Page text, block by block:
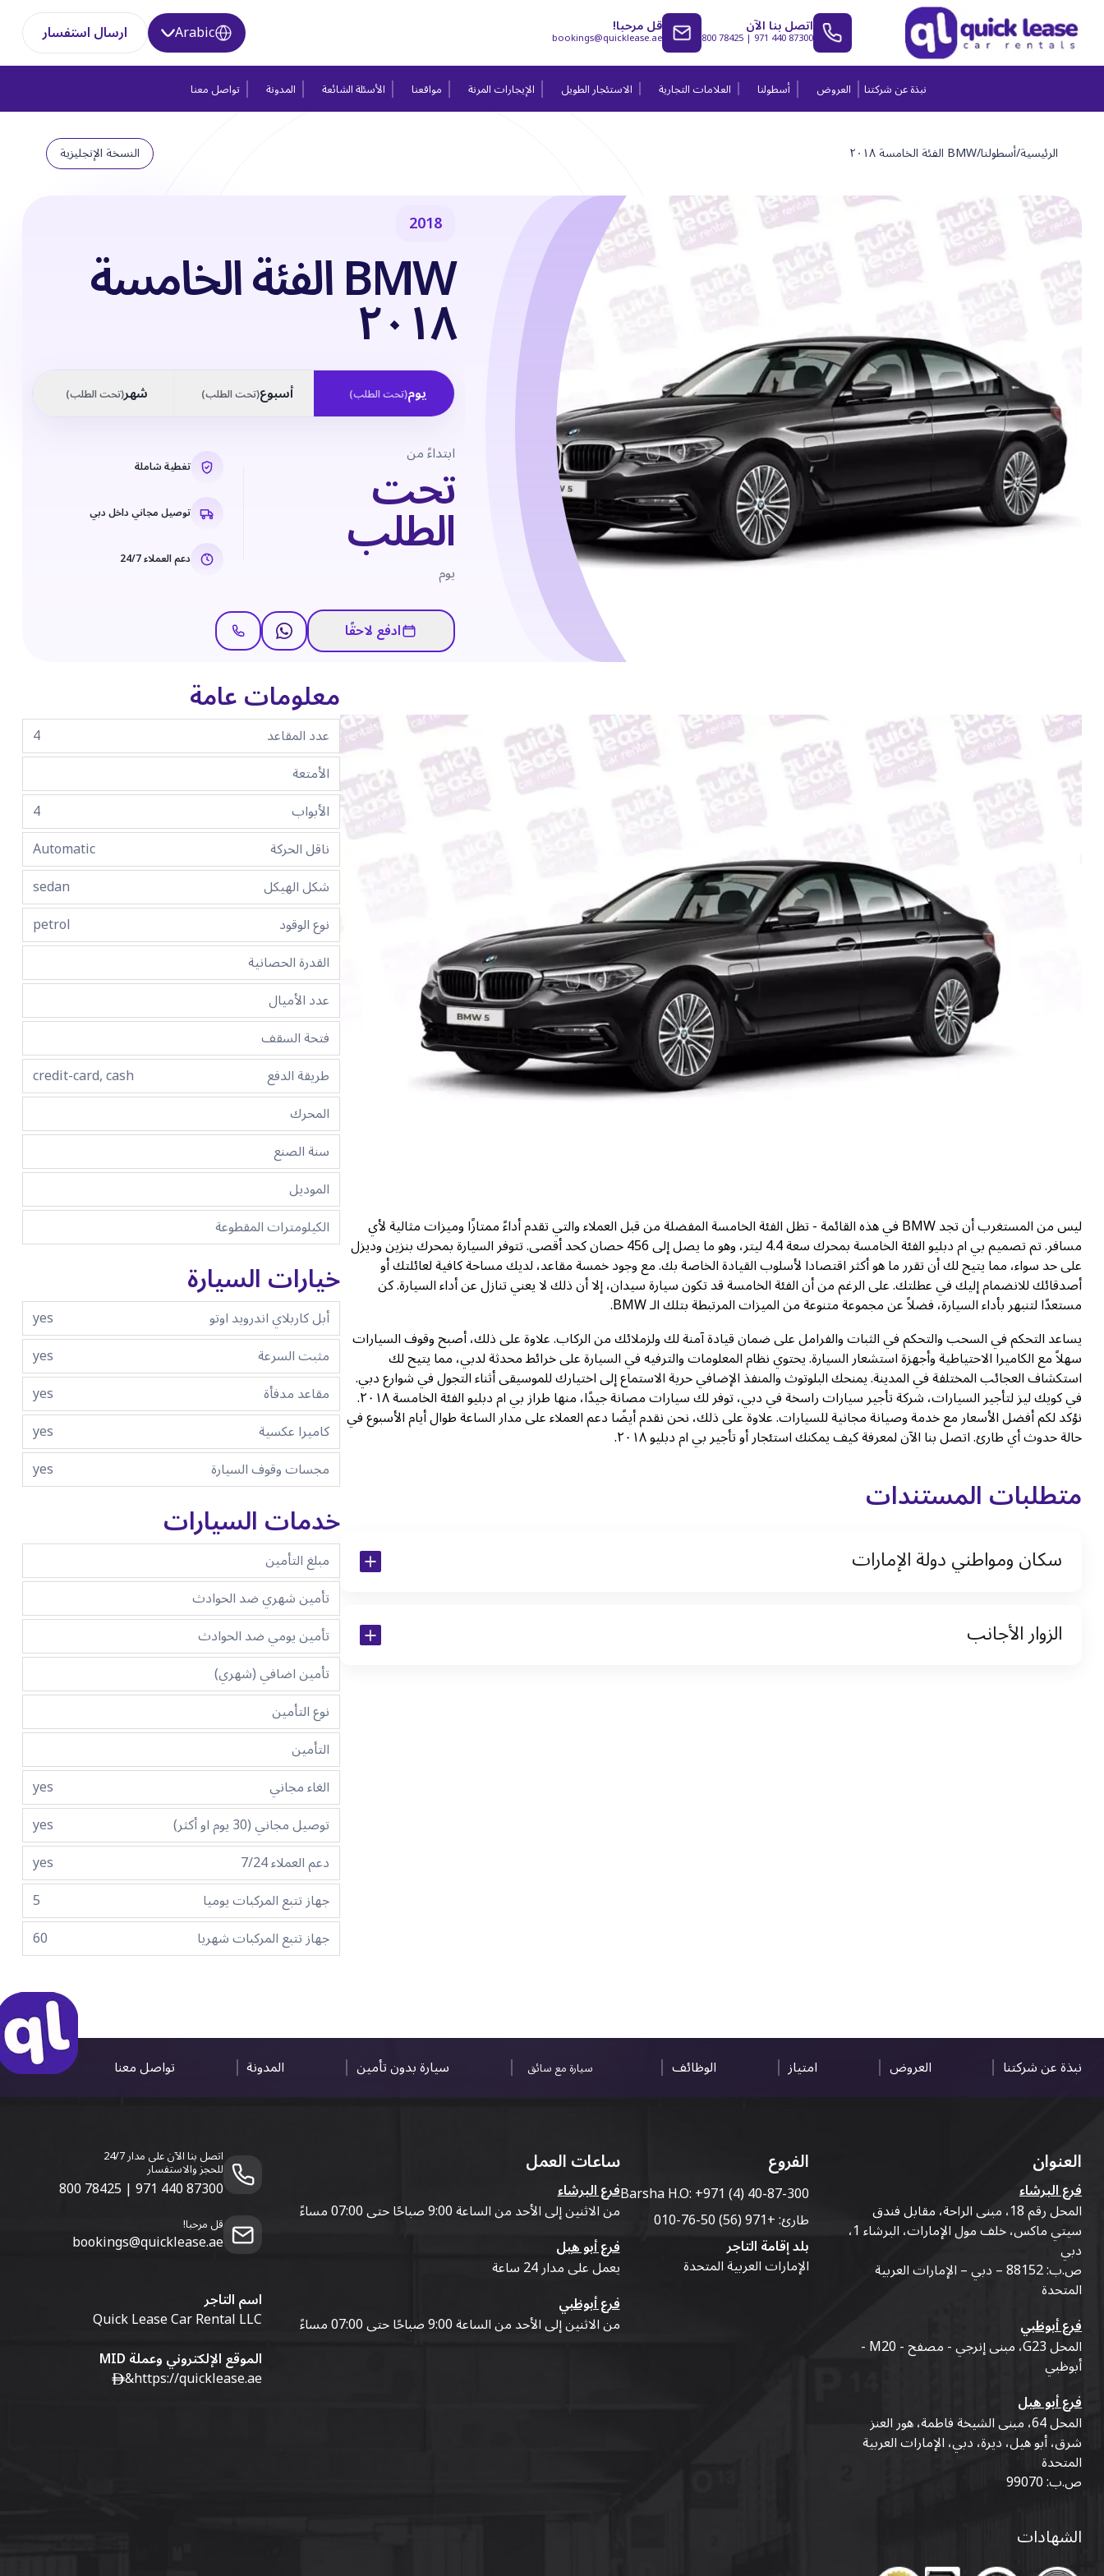
اتصل بنا الآن800 78425 |971 440 87300 قل مرحبا!
bookings@quicklease.ae
Arabic ارسال استفسار
نبذة عن شركتنا العروض أسطولنا العلامات التجارية الاستئجار الطويل الإيجارات المرنة مواقعنا الأسئلة الشائعة المدونة تواصل معنا
الرئيسية/أسطولنا/BMW الفئة الخامسة ٢٠١٨ النسخة الإنجليزية
2018
BMW الفئة الخامسة ٢٠١٨
يوم(تحت الطلب) أسبوع(تحت الطلب) شهر(تحت الطلب)
ابتداءً من
تحت
الطلب
يوم
تغطية شاملة
توصيل مجاني داخل دبي
دعم العملاء 24/7
ادفع لاحقًا
ليس من المستغرب أن تجد BMW في هذه القائمة - تظل الفئة الخامسة المفضلة من قبل العملاء والتي تقدم أداءً ممتازًا وميزات مثالية لأي
مسافر. تم تصميم بي ام دبليو الفئة الخامسة بمحرك سعة 4.4 ليتر، وهو ما يصل إلى 456 حصان كحد أقصى. تتوفر السيارة بمحرك بنزين وديزل
على حد سواء، مما يتيح لك أن تقرر ما هو أكثر اقتصادا لأسلوب القيادة الخاصة بك. مع وجود خمسة مقاعد، لديك مساحة كافية لعائلتك أو
أصدقائك للانضمام إليك في عطلتك. على الرغم من أن الفئة الخامسة قد تكون سيارة سيدان، إلا أن ذلك لا يعني تنازل عن أداء السيارة. كن
مستعدًا لتنبهر بأداء السيارة، فضلاً عن مجموعة متنوعة من الميزات المرتبطة بتلك الـ BMW.
يساعد التحكم في السحب والتحكم في الثبات والفرامل على ضمان قيادة آمنة لك ولزملائك من الركاب. علاوة على ذلك، أصبح وقوف السيارات
سهلاً مع الكاميرا الاحتياطية وأجهزة استشعار السيارة. يحتوي نظام المعلومات والترفيه في السيارة على خرائط محدثة لدبي، مما يتيح لك
استكشاف العجائب المختلفة في المدينة. يمنحك البلوتوث والمنفذ الإضافي حرية الاستماع إلى اختيارك للموسيقى أثناء التجول في شوارع دبي.
في كويك ليز لتأجير السيارات، شركة تأجير سيارات راسخة في دبي، توفر لك سيارات مصانة جيدًا، منها طراز بي ام دبليو الفئة الخامسة ٢٠١٨.
نؤكد لكم أفضل الأسعار مع خدمة وصيانة مجانية للسيارات. علاوة على ذلك، نحن نقدم أيضًا دعم العملاء على مدار الساعة طوال أيام الأسبوع في
حالة حدوث أي طارئ. اتصل بنا الآن لمعرفة كيف يمكنك استئجار أو تأجير بي ام دبليو ٢٠١٨.
متطلبات المستندات
سكان ومواطني دولة الإمارات
نسخة من تأشيرة الاقامة
الزوار الأجانب
معلومات عامة
عدد المقاعد
4
الأمتعة
الأبواب
4
ناقل الحركة
Automatic
شكل الهيكل
sedan
نوع الوقود
petrol
القدرة الحصانية
عدد الأميال
فتحة السقف
طريقة الدفع
credit-card, cash
المحرك
سنة الصنع
الموديل
الكيلومترات المقطوعة
خيارات السيارة
أبل كاربلاي اندرويد اوتو
yes
مثبت السرعة
yes
مقاعد مدفأة
yes
كاميرا عكسية
yes
مجسات وقوف السيارة
yes
خدمات السيارات
مبلغ التأمين
تأمين شهري ضد الحوادث
تأمين يومي ضد الحوادث
تأمين اضافي (شهري)
نوع التأمين
التأمين
الغاء مجاني
yes
توصيل مجاني (30 يوم او أكثر)
yes
دعم العملاء 7/24
yes
جهاز تتبع المركبات يوميا
5
جهاز تتبع المركبات شهريا
60
نبذة عن شركتنا العروض امتياز الوظائف سيارة مع سائق سيارة بدون تأمين المدونة تواصل معنا
العنوان
فرع البرشاء
المحل رقم 18، مبنى الراحة، مقابل فندق
سيتي ماكس، خلف مول الإمارات، البرشاء 1،
دبي
ص.ب: 88152 – دبي – الإمارات العربية
المتحدة
فرع أبوظبي
المحل G23، مبنى إنرجي - مصفح - M20 -
أبوظبي
فرع أبو هيل
المحل 64، مبنى الشيخة فاطمة، هور العنز
شرق، أبو هيل، ديرة، دبي، الإمارات العربية
المتحدة
ص.ب: 99070
الفروع
Barsha H.O:+971 (4) 40-87-300
طارئ:+971 (56) 50-76-010
بلد إقامة التاجر
الإمارات العربية المتحدة
ساعات العمل
فرع البرشاء
من الاثنين إلى الأحد من الساعة 9:00 صباحًا حتى 07:00 مساءً
فرع أبو هيل
يعمل على مدار 24 ساعة
فرع أبوظبي
من الاثنين إلى الأحد من الساعة 9:00 صباحًا حتى 07:00 مساءً
اتصل بنا الآن على مدار 24/7
للحجز والاستفسار
800 78425 | 971 440 87300
قل مرحبا!
bookings@quicklease.ae
اسم التاجر
Quick Lease Car Rental LLC
الموقع الإلكتروني وعملة MID
https://quicklease.ae
&
الشهادات